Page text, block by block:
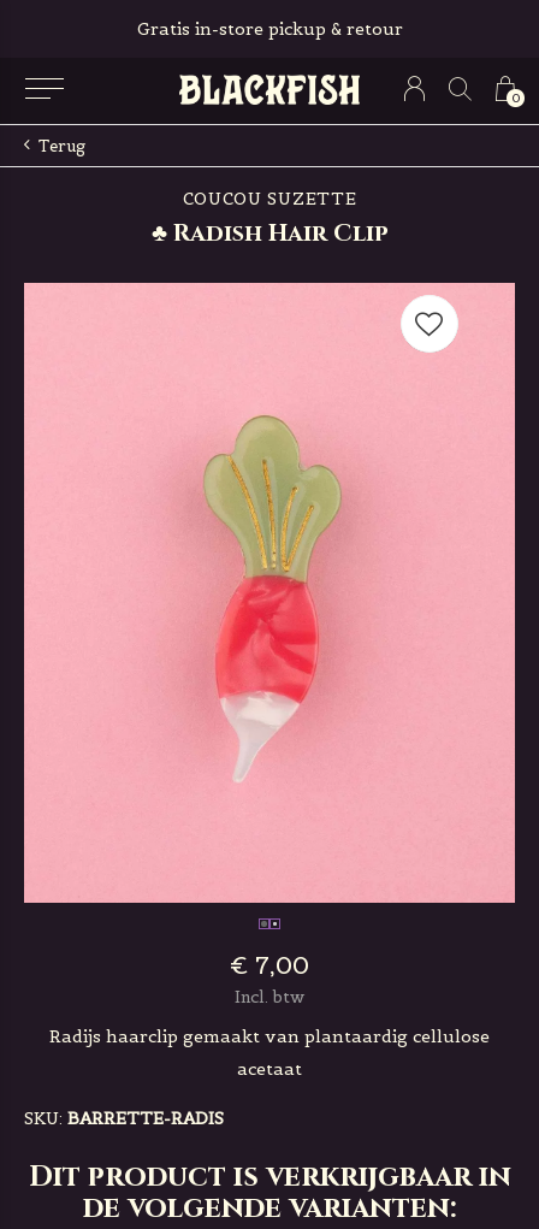
0
Gratis in-store pickup & retour
Terug
COUCOU SUZETTE
♣ Radish Hair Clip
€ 7,00
Incl. btw
Radijs haarclip gemaakt van plantaardig cellulose
acetaat
SKU: BARRETTE-RADIS
Dit product is verkrijgbaar in
de volgende varianten: